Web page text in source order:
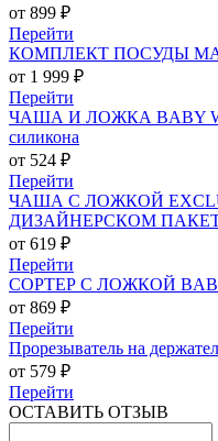
от 899 ₽
Перейти
КОМПЛЕКТ ПОСУДЫ
от 1 999 ₽
Перейти
ЧАША И ЛОЖКА BABY
силикона
от 524 ₽
Перейти
ЧАША С ЛОЖКОЙ
ДИЗАЙНЕРСКОМ
от 619 ₽
Перейти
СОРТЕР С ЛОЖКОЙ BABY
от 869 ₽
Перейти
Прорезыватель на
от 579 ₽
Перейти
ОСТАВИТЬ ОТЗЫВ